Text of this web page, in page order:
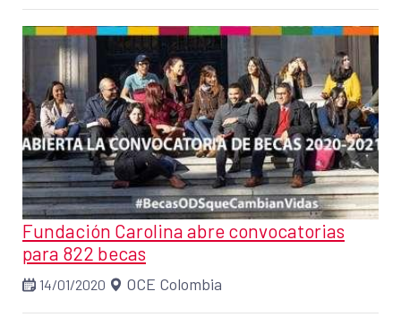
Fundación Carolina abre convocatorias
para 822 becas
14/01/2020 OCE Colombia